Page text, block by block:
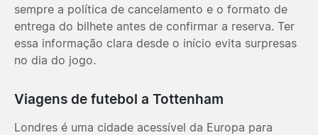
sempre a política de cancelamento e o formato de
entrega do bilhete antes de confirmar a reserva. Ter
essa informação clara desde o início evita surpresas
no dia do jogo.
Viagens de futebol a Tottenham
Londres é uma cidade acessível da Europa para